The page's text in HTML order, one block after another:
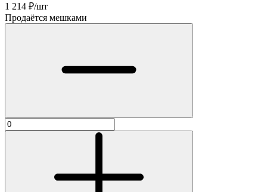
1 214 ₽/шт
Продаётся мешками